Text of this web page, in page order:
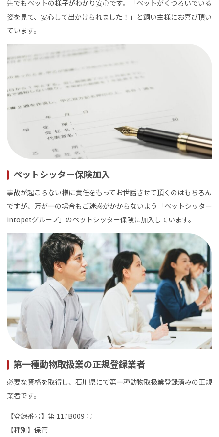
先でもペットの様子がわかり安心です。「ペットがくつろいでいる
姿を見て、安心して出かけられました！」と飼い主様にお喜び頂い
ています。
ペットシッター保険加入
事故が起こらない様に責任をもってお世話させて頂くのはもちろん
ですが、万が一の場合もご迷惑がかからないよう「ペットシッター
intopetグループ」のペットシッター保険に加入しています。
第一種動物取扱業の正規登録業者
必要な資格を取得し、石川県にて第一種動物取扱業登録済みの正規
業者です。
【登録番号】第 117B009 号
【種別】保管